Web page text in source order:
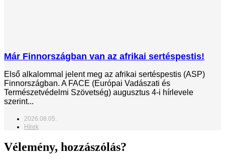
Már Finnországban van az afrikai sertéspestis!
Első alkalommal jelent meg az afrikai sertéspestis (ASP)
Finnországban. A FACE (Európai Vadászati és
Természetvédelmi Szövetség) augusztus 4-i hírlevele
szerint...
2026.08.05.
Hírek
Vélemény, hozzászólás?